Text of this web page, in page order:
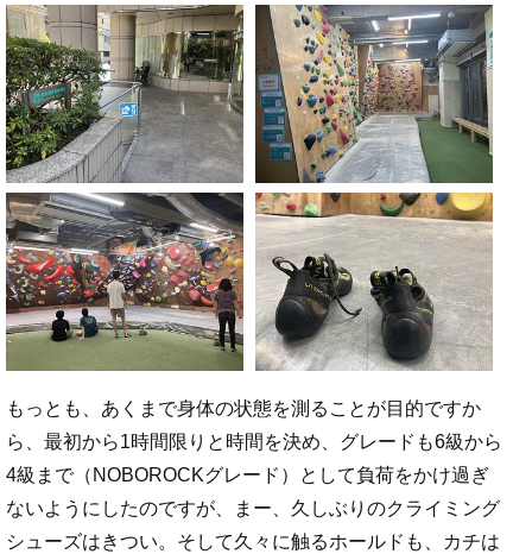
もっとも、あくまで身体の状態を測ることが目的ですか
ら、最初から1時間限りと時間を決め、グレードも6級から
4級まで（NOBOROCKグレード）として負荷をかけ過ぎ
ないようにしたのですが、まー、久しぶりのクライミング
シューズはきつい。そして久々に触るホールドも、カチは